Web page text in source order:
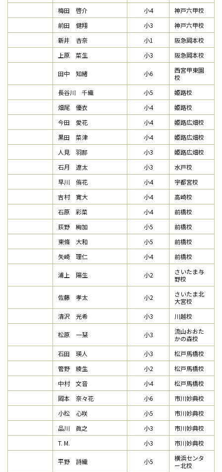
梅田 啓介 小4
神戸六甲校
前田 健翔
小3
神戸六甲校
新井 杏奈
小1
阪急岡本校
上原 菜生
小3 阪急岡本校
田中 知緒 小6
西宮甲東園
校
長谷川 千織
小5
姫路校
畑尾 優衣
小4
姫路校
今田 愛花
小4
姫路広畑校
黒田 菜津
小4
姫路広畑校
人見 羽那
小3
姫路広畑校
石月 遼太
小3
水戸校
早川 侑花
小4
宇都宮校
吉村 寛大
小4
高崎校
石原 彩菜
小4
前橋校
荻野 絢加
小5
前橋校
東條 大和
小5
前橋校
矢崎 理仁
小4 前橋校
浦上 陽生 小2
さいたま与
野校
佐藤 孝太 小2
さいたま北
大宮校
清沢 光希
小3 川越校
松原 一栞 小3
流山おおた
かの森校
石田 瑛人
小3
松戸馬橋校
管野 綾生
小2
松戸馬橋校
中村 文音
小4
松戸馬橋校
岡本 奈々花
小6
市川妙典校
小松 心咲
小5
市川妙典校
品川 眞之
小3
市川妙典校
T. M.
小3 市川妙典校
平野 詩織 小5
横浜センタ
ー北校